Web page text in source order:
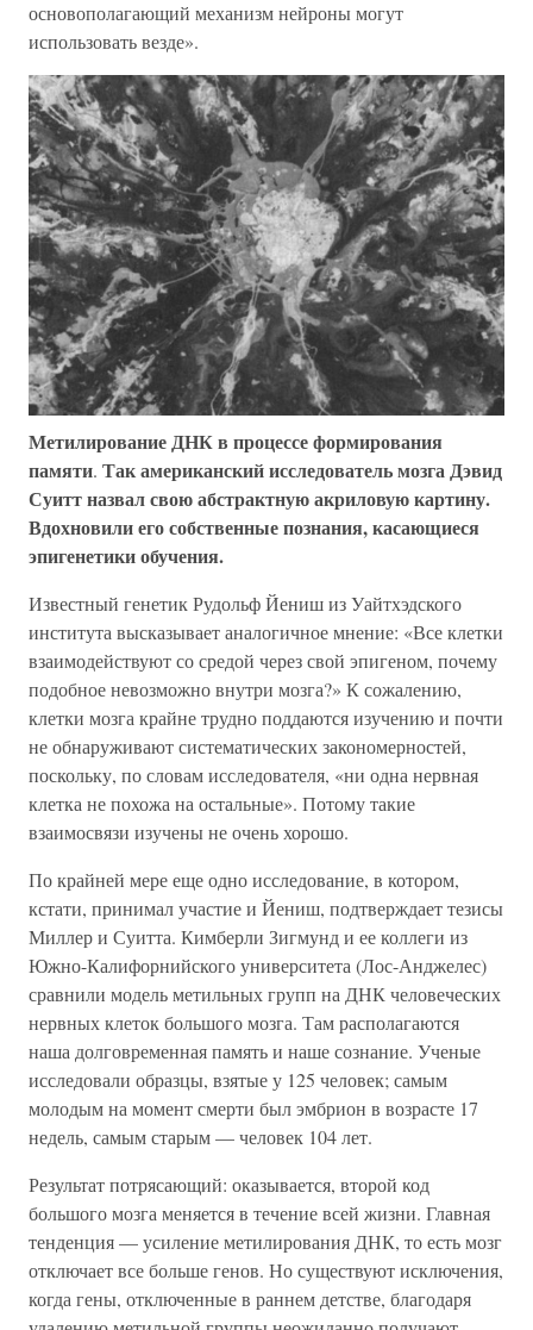
основополагающий механизм нейроны могут
использовать везде».
Метилирование ДНК в процессе формирования
памяти. Так американский исследователь мозга Дэвид
Суитт назвал свою абстрактную акриловую картину.
Вдохновили его собственные познания, касающиеся
эпигенетики обучения.
Известный генетик Рудольф Йениш из Уайтхэдского
института высказывает аналогичное мнение: «Все клетки
взаимодействуют со средой через свой эпигеном, почему
подобное невозможно внутри мозга?» К сожалению,
клетки мозга крайне трудно поддаются изучению и почти
не обнаруживают систематических закономерностей,
поскольку, по словам исследователя, «ни одна нервная
клетка не похожа на остальные». Потому такие
взаимосвязи изучены не очень хорошо.
По крайней мере еще одно исследование, в котором,
кстати, принимал участие и Йениш, подтверждает тезисы
Миллер и Суитта. Кимберли Зигмунд и ее коллеги из
Южно-Калифорнийского университета (Лос-Анджелес)
сравнили модель метильных групп на ДНК человеческих
нервных клеток большого мозга. Там располагаются
наша долговременная память и наше сознание. Ученые
исследовали образцы, взятые у 125 человек; самым
молодым на момент смерти был эмбрион в возрасте 17
недель, самым старым — человек 104 лет.
Результат потрясающий: оказывается, второй код
большого мозга меняется в течение всей жизни. Главная
тенденция — усиление метилирования ДНК, то есть мозг
отключает все больше генов. Но существуют исключения,
когда гены, отключенные в раннем детстве, благодаря